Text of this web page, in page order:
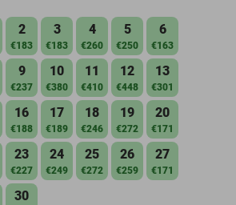
2
€183
3
€183
4
€260
5
€250
6
€163
9
€237
10
€380
11
€410
12
€448
13
€301
16
€188
17
€189
18
€246
19
€272
20
€171
23
€227
24
€249
25
€272
26
€259
27
€171
30